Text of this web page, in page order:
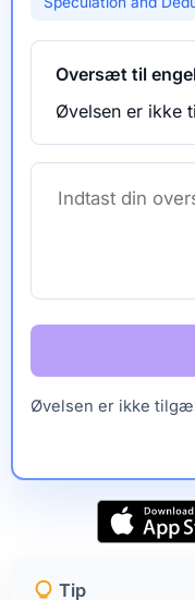
Oversæt til
Øvelsen er ikke
Øvelsen er ikke
Tip